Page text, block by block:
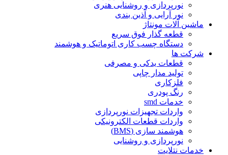
نورپردازی و روشنایی هنری
نور آرایی و آذین بندی
آلات مونتاژ
قطعه گذار فوق سریع
دستگاه چسب کاری اتوماتیک و هوشمند
ها
قطعات یدکی و مصرفی
تولید مدار چاپی
فلزکاری
رنگ پودری
خدمات smd
واردات تجهیزات نورپردازی
واردات قطعات الکترونیکی
هوشمند سازی (BMS)
نورپردازی و روشنایی
نتلایت